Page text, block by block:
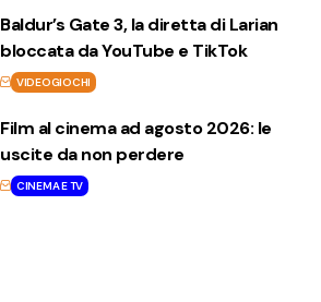
Baldur’s Gate 3, la diretta di Larian
bloccata da YouTube e TikTok
VIDEOGIOCHI
Film al cinema ad agosto 2026: le
uscite da non perdere
CINEMA E TV